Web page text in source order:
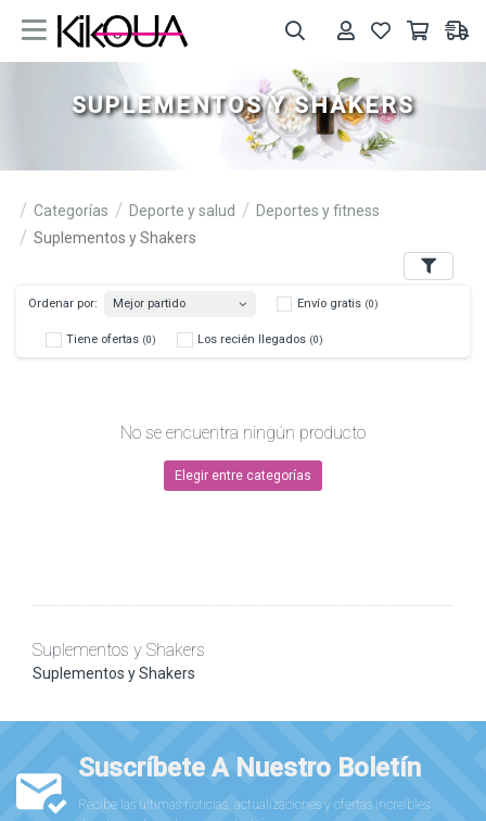
SUPLEMENTOS Y SHAKERS
Categorías Deporte y salud
Deportes y fitness
Suplementos y Shakers
Filters
Tiene ofertas Los recién llegados
No se encuentra ningún producto
Elegir entre categorías
Suplementos y Shakers
Suplementos y Shakers
Suscríbete A Nuestro Boletín
Recibe las últimas noticias, actualizaciones y ofertas increíbles